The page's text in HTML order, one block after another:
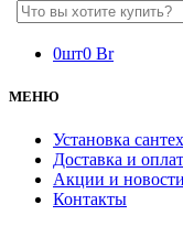
Search
here
0шт0 Br
МЕНЮ
Установка
Доставка и
Акции и новости
Контакты